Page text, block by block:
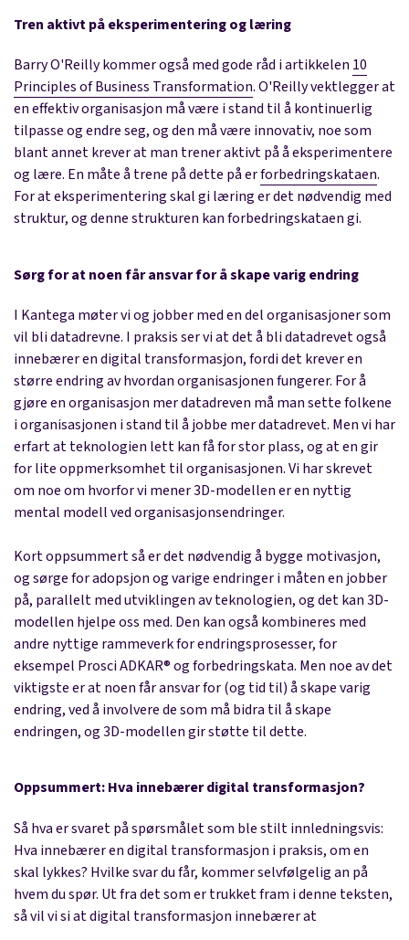
Tren aktivt på eksperimentering og læring
Barry O'Reilly kommer også med gode råd i artikkelen 10
Principles of Business Transformation. O'Reilly vektlegger at
en effektiv organisasjon må være i stand til å kontinuerlig
tilpasse og endre seg, og den må være innovativ, noe som
blant annet krever at man trener aktivt på å eksperimentere
og lære. En måte å trene på dette på erforbedringskataen.
For at eksperimentering skal gi læring er det nødvendig med
struktur, og denne strukturen kan forbedringskataen gi.
Sørg for at noen får ansvar for å skape varig endring
I Kantega møter vi og jobber med en del organisasjoner som
vil bli datadrevne. I praksis ser vi at det å bli datadrevet også
innebærer en digital transformasjon, fordi det krever en
større endring av hvordan organisasjonen fungerer. For å
gjøre en organisasjon mer datadreven må man sette folkene
i organisasjonen i stand til å jobbe mer datadrevet. Men vi har
erfart at teknologien lett kan få for stor plass, og at en gir
for lite oppmerksomhet til organisasjonen. Vi har skrevet
om noe om hvorfor vi mener3D-modellen er en nyttig
mental modell ved organisasjonsendringer.
Kort oppsummert så er det nødvendig å bygge motivasjon,
og sørge for adopsjon og varige endringer i måten en jobber
på, parallelt med utviklingen av teknologien, og det kan 3D-
modellen hjelpe oss med. Den kan også kombineres med
andre nyttige rammeverk for endringsprosesser, for
eksempel Prosci ADKAR® og forbedringskata. Men noe av det
viktigste er at noen får ansvar for (og tid til) å skape varig
endring, ved å involvere de som må bidra til å skape
endringen, og 3D-modellen gir støtte til dette.
Oppsummert: Hva innebærer digital transformasjon?
Så hva er svaret på spørsmålet som ble stilt innledningsvis:
Hva innebærer en digital transformasjon i praksis, om en
skal lykkes? Hvilke svar du får, kommer selvfølgelig an på
hvem du spør. Ut fra det som er trukket fram i denne teksten,
så vil vi si at digital transformasjon innebærer at